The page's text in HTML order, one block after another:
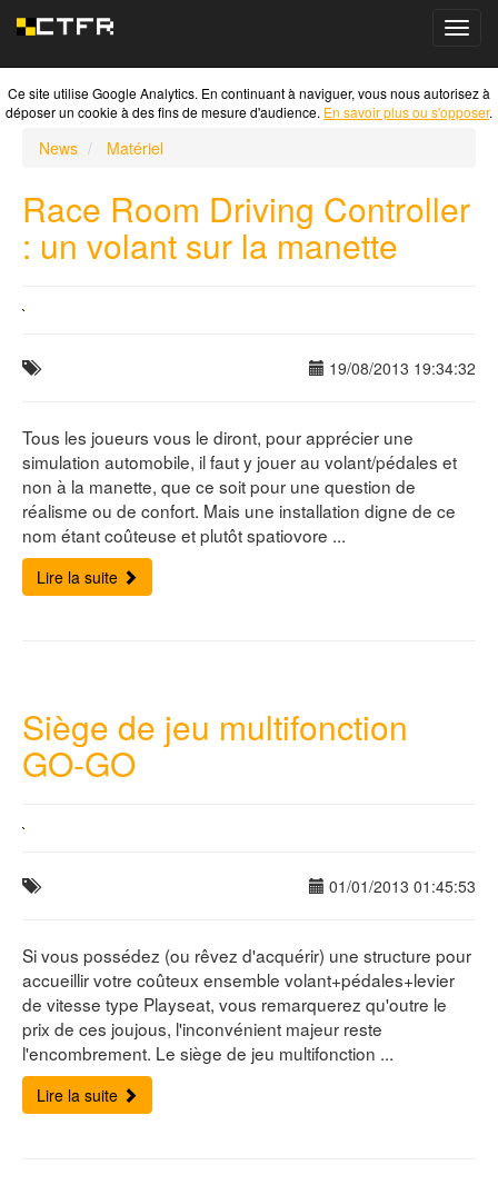
Ce site utilise Google Analytics. En continuant à naviguer, vous nous autorisez à
déposer un cookie à des fins de mesure d'audience. En savoir plus ou s'opposer.
News Matériel
Race Room Driving Controller
: un volant sur la manette
19/08/2013 19:34:32
Tous les joueurs vous le diront, pour apprécier une
simulation automobile, il faut y jouer au volant/pédales et
non à la manette, que ce soit pour une question de
réalisme ou de confort. Mais une installation digne de ce
nom étant coûteuse et plutôt spatiovore ...
Lire la suite
Siège de jeu multifonction
GO-GO
01/01/2013 01:45:53
Si vous possédez (ou rêvez d'acquérir) une structure pour
accueillir votre coûteux ensemble volant+pédales+levier
de vitesse type Playseat, vous remarquerez qu'outre le
prix de ces joujous, l'inconvénient majeur reste
l'encombrement. Le siège de jeu multifonction ...
Lire la suite